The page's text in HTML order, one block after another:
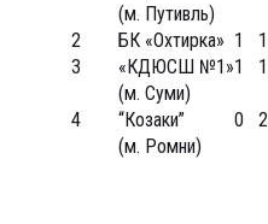
(м. Путивль)
2 БК «Охтирка» 1 1
3
«КДЮСШ №1»
(м. Суми)
1 1
4
“Козаки”
(м. Ромни)
0 2